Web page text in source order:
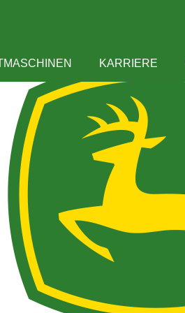
KARRIERE